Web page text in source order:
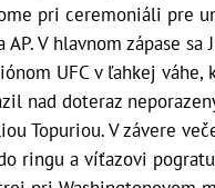
pri ceremoniáli pre
V hlavnom zápase sa
UFC v ľahkej váhe,
nad doteraz
Topuriou. V závere
ringu a víťazovi